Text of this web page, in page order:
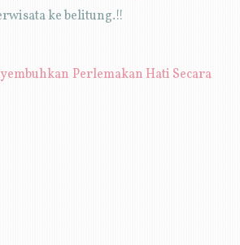
ke belitung.!!
Perlemakan Hati Secara